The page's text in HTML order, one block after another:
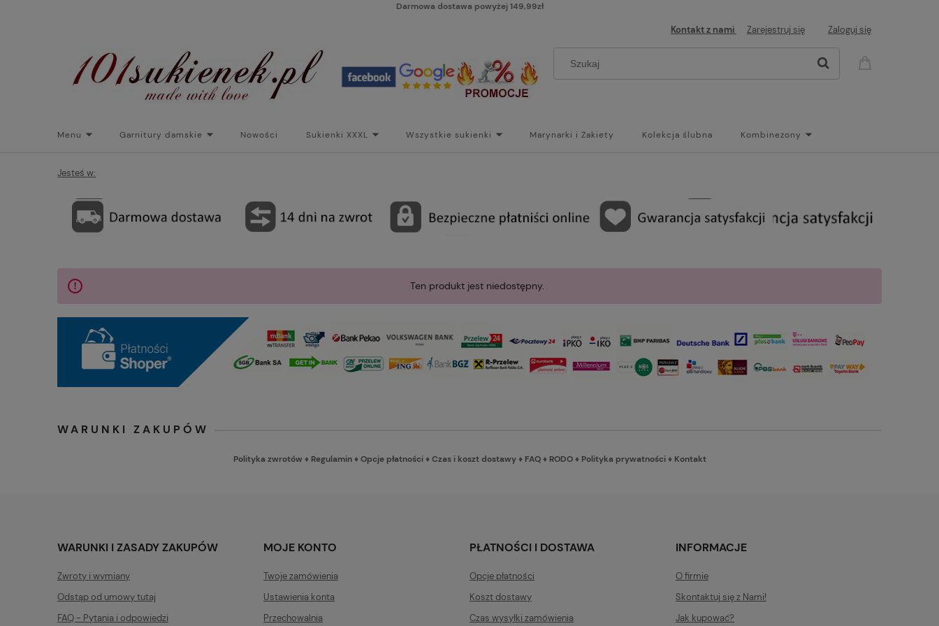
Darmowa dostawa powyżej 149,99zł
Kontakt z nami Zarejestruj się Zaloguj się
Menu Garnitury damskie Nowości Sukienki XXXL Wszystkie sukienki Marynarki i Żakiety Kolekcja ślubna Kombinezony
Torebki do sukienek
Jesteś w:
Ten produkt jest niedostępny.
WARUNKI ZAKUPÓW
Polityka zwrotów ♦ Regulamin♦Opcje płatności♦Czas i koszt dostawy♦ FAQ♦ RODO♦ Polityka prywatności♦ Kontakt
WARUNKI I ZASADY ZAKUPÓW
Zwroty i wymiany
Odstąp od umowy tutaj
FAQ - Pytania i odpowiedzi
MOJE KONTO
Twoje zamówienia
Ustawienia konta
Przechowalnia
PŁATNOŚCI I DOSTAWA
Opcje płatności
Koszt dostawy
Czas wysyłki zamówienia
INFORMACJE
O firmie
Skontaktuj się z Nami!
Jak kupować?